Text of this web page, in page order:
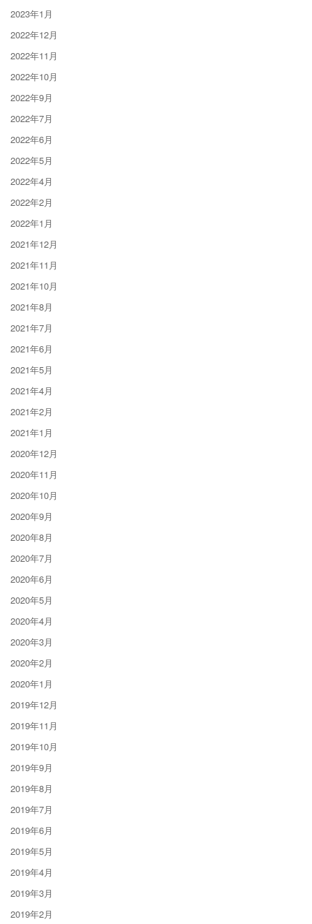
2023年1月
2022年12月
2022年11月
2022年10月
2022年9月
2022年7月
2022年6月
2022年5月
2022年4月
2022年2月
2022年1月
2021年12月
2021年11月
2021年10月
2021年8月
2021年7月
2021年6月
2021年5月
2021年4月
2021年2月
2021年1月
2020年12月
2020年11月
2020年10月
2020年9月
2020年8月
2020年7月
2020年6月
2020年5月
2020年4月
2020年3月
2020年2月
2020年1月
2019年12月
2019年11月
2019年10月
2019年9月
2019年8月
2019年7月
2019年6月
2019年5月
2019年4月
2019年3月
2019年2月